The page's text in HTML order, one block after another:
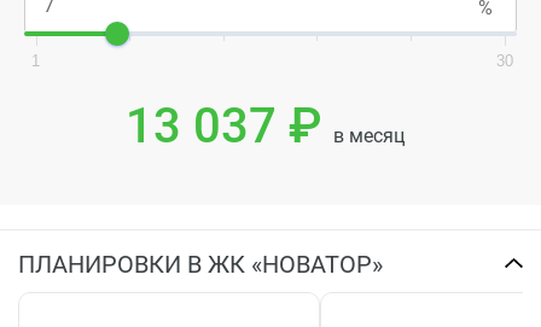
1 30
13 037 ₽ в месяц
ПЛАНИРОВКИ В ЖК «НОВАТОР»